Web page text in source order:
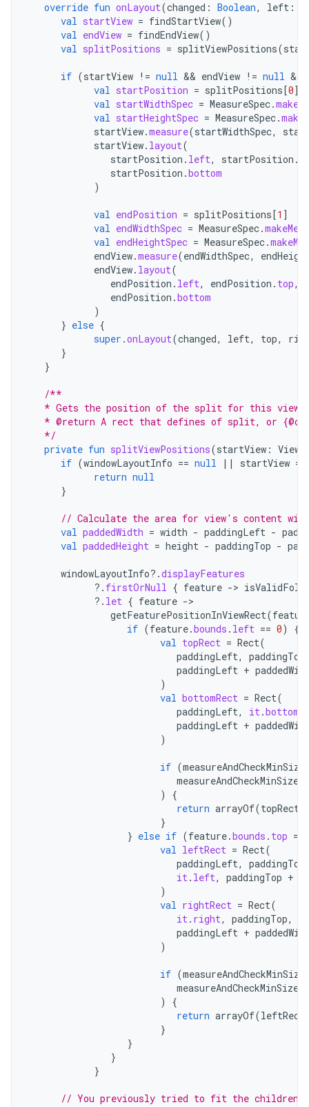
override fun onLayout(changed : Boolean, left :
val startView = findStartView()
val endView = findEndView()
val splitPositions = splitViewPositions(
if (startView != null && endView != null &&
val startPosition = splitPositions[0]
val startWidthSpec = MeasureSpec.
val startHeightSpec = MeasureSpec.
startView.measure(startWidthSpec,
startView. layout(
startPosition . left, startPosition .
startPosition .bottom
)
val endPosition = splitPositions[1 ]
val endWidthSpec = MeasureSpec.
val endHeightSpec = MeasureSpec.
endView.measure(endWidthSpec,
endView. layout(
endPosition . left, endPosition . top,
endPosition .bottom
)
} else {
super .onLayout(changed, left, top,
}
}
/**
   * Gets the position of the split for this view.
* @return A rect that defines of split, or
   */
private fun splitViewPositions(startView :
if (windowLayoutInfo == null || startView ==
return null
}
// Calculate the area for view's content
val paddedWidth = width - paddingLeft -
val paddedHeight = height - paddingTop -
windowLayoutInfo?.displayFeatures
?. firstOrNull { feature ->
?. let { feature ->
getFeaturePositionInViewRect(
if (feature.bounds . left == 0) {
val topRect = Rect(
paddingLeft, paddingTop
paddingLeft +
)
val bottomRect = Rect(
paddingLeft, it.bottom
paddingLeft +
)
if (measureAndCheckMinSize
measureAndCheckMinSize
)
{
return arrayOf(topRect
}
} else if (feature.bounds . top ==
val leftRect = Rect(
paddingLeft, paddingTop
it. left, paddingTop +
)
val rightRect = Rect(
it. right, paddingTop,
paddingLeft +
)
if (measureAndCheckMinSize
measureAndCheckMinSize
)
{
return arrayOf(leftRect
}
}
}
}
// You previously tried to fit the children